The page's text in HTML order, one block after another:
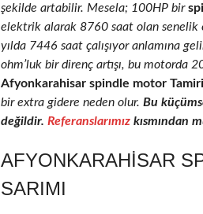
şekilde artabilir. Mesela; 100HP bir
elektrik alarak 8760 saat olan senelik
yılda 7446 saat çalışıyor anlamına
ohm’luk bir direnç artışı, bu motorda
Afyonkarahisar spindle motor Tamiri
bir extra gidere neden olur. Bu
değildir. Referanslarımız kısmından
AFYONKARAHISAR
SARIMI